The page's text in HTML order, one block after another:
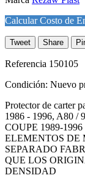
Calcular Costo de
Tweet Share
Referencia 150105
Condición: Nuevo
Protector de carter
1986 - 1996, A80 /
COUPE 1989-
ELEMENTOS DE
SEPARADO
QUE LOS
DENSIDAD